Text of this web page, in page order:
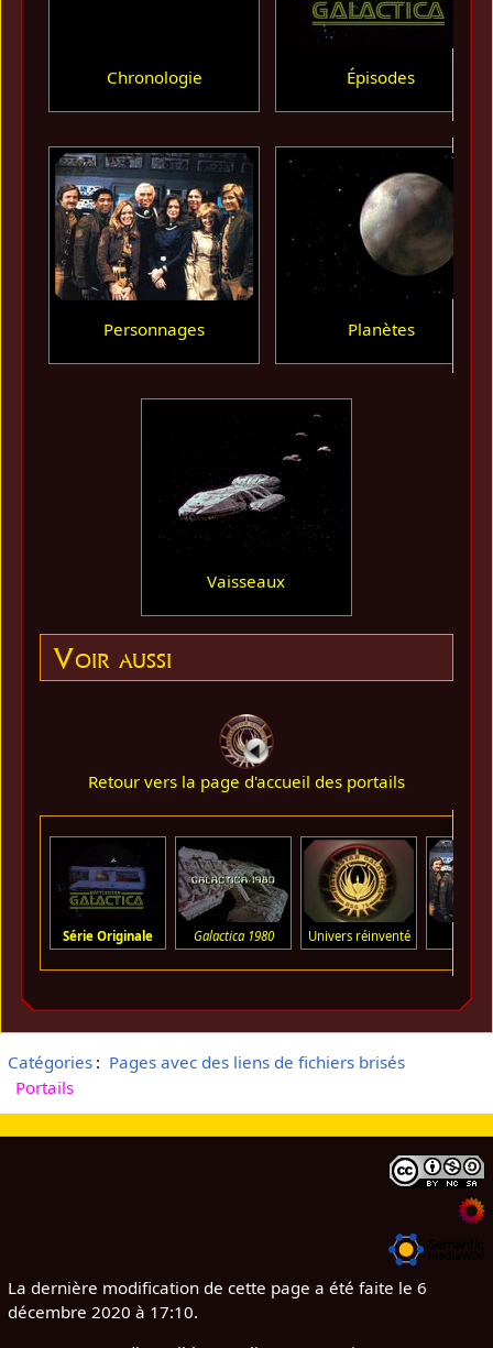
Chronologie Épisodes
Personnages Planètes
Vaisseaux
Voir aussi
Retour vers la page d'accueil des portails
Série Originale Galactica 1980 Univers réinventé
Catégories: Pages avec des liens de fichiers brisés
Portails
La dernière modification de cette page a été faite le 6
décembre 2020 à 17:10.